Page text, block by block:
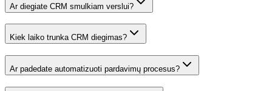
Ar diegiate CRM smulkiam verslui?
Kiek laiko trunka CRM diegimas?
Ar padedate automatizuoti pardavimų procesus?